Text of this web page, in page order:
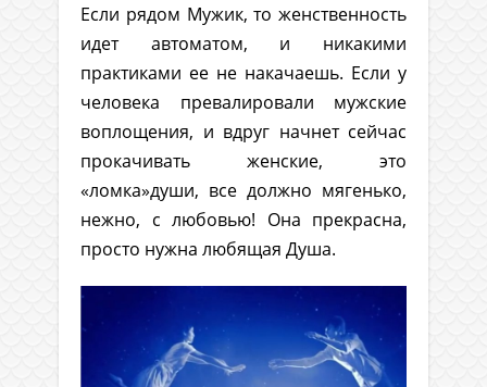
Если рядом Мужик, то женственность
идет автоматом, и никакими
практиками ее не накачаешь. Если у
человека превалировали мужские
воплощения, и вдруг начнет сейчас
прокачивать женские, это
«ломка»души, все должно мягенько,
нежно, с любовью! Она прекрасна,
просто нужна любящая Душа.